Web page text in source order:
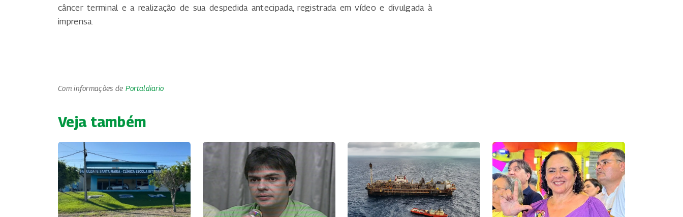
câncer terminal e a realização de sua despedida antecipada, registrada em vídeo e divulgada à
imprensa.
Com informações de Portaldiario
Veja também